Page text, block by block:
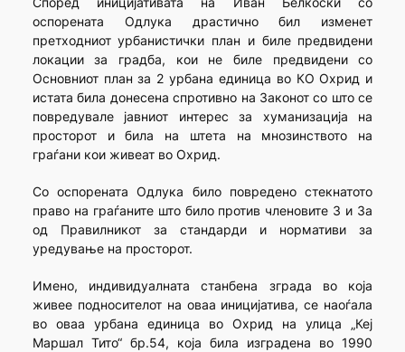
оспорената Одлука драстично бил изменет
претходниот урбанистички план и биле предвидени
локации за градба, кои не биле предвидени со
Основниот план за 2 урбана единица во КО Охрид и
истата била донесена спротивно на Законот со што се
повредувале јавниот интерес за хуманизација на
просторот и била на штета на мнозинството на
граѓани кои живеат во Охрид.
Со оспорената Одлука било повредено стекнатото
право на граѓаните што било против членовите 3 и 3а
од Правилникот за стандарди и нормативи за
уредување на просторот.
Имено, индивидуалната станбена зграда во која
живее подносителот на оваа иницијатива, се наоѓала
во оваа урбана единица во Охрид на улица „Кеј
Маршал Тито“ бр.54, која била изградена во 1990